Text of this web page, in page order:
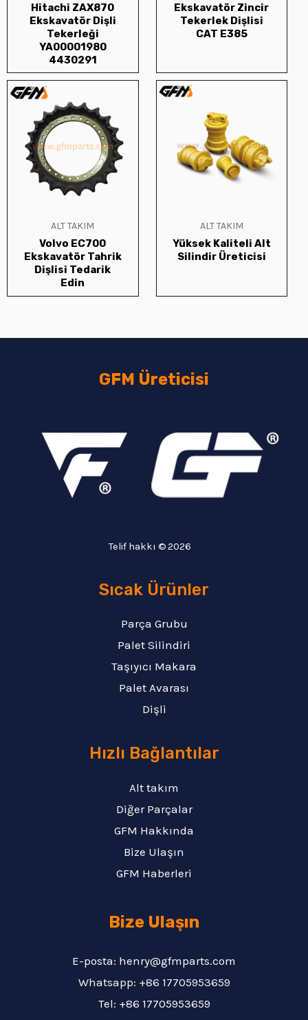
Hitachi ZAX870
Ekskavatör Dişli
Tekerleği
YA00001980
4430291
Ekskavatör Zincir
Tekerlek Dişlisi
CAT E385
ALT TAKIM
Volvo EC700
Ekskavatör Tahrik
Dişlisi Tedarik
Edin
ALT TAKIM
Yüksek Kaliteli Alt
Silindir Üreticisi
GFM Üreticisi
Telif hakkı © 2026
Sıcak Ürünler
Parça Grubu
Palet Silindiri
Taşıyıcı Makara
Palet Avarası
Dişli
Hızlı Bağlantılar
Alt takım
Diğer Parçalar
GFM Hakkında
Bize Ulaşın
GFM Haberleri
Bize Ulaşın
E-posta: henry@gfmparts.com
Whatsapp: +86 17705953659
Tel: +86 17705953659